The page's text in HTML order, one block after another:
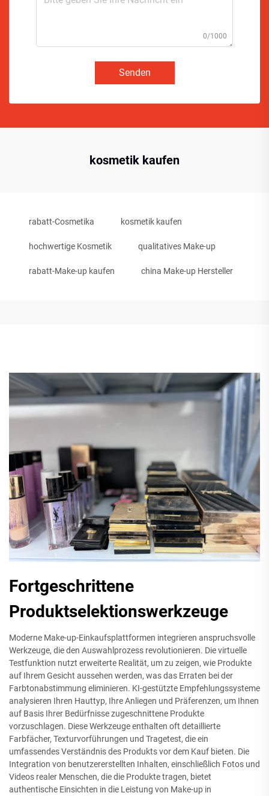
0/1000
Senden
kosmetik kaufen
rabatt-Cosmetika kosmetik kaufen
hochwertige Kosmetik qualitatives Make-up
rabatt-Make-up kaufen china Make-up Hersteller
Fortgeschrittene
Produktselektionswerkzeuge
Moderne Make-up-Einkaufsplattformen integrieren anspruchsvolle
Werkzeuge, die den Auswahlprozess revolutionieren. Die virtuelle
Testfunktion nutzt erweiterte Realität, um zu zeigen, wie Produkte
auf Ihrem Gesicht aussehen werden, was das Erraten bei der
Farbtonabstimmung eliminieren. KI-gestützte Empfehlungssysteme
analysieren Ihren Hauttyp, Ihre Anliegen und Präferenzen, um Ihnen
auf Basis Ihrer Bedürfnisse zugeschnittene Produkte
vorzuschlagen. Diese Werkzeuge enthalten oft detaillierte
Farbfächer, Texturvorführungen und Tragetest, die ein
umfassendes Verständnis des Produkts vor dem Kauf bieten. Die
Integration von benutzererstellten Inhalten, einschließlich Fotos und
Videos realer Menschen, die die Produkte tragen, bietet
authentische Einsichten in die Leistung von Make-up in